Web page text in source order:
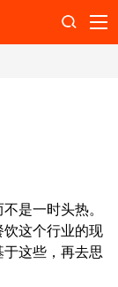
是一时头热。
饮这个行业的现
这些，再去思